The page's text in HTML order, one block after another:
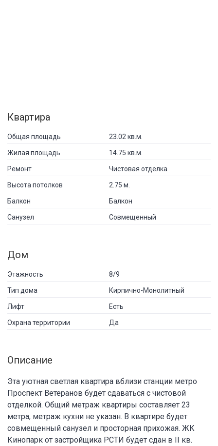
Квартира
Общая площадь 23.02 кв.м.
Жилая площадь 14.75 кв.м.
Ремонт Чистовая отделка
Высота потолков 2.75 м.
Балкон Балкон
Санузел Совмещенный
Дом
Этажность 8/9
Тип дома Кирпично-Монолитный
Лифт Есть
Охрана территории Да
Описание
Эта уютная светлая квартира вблизи станции метро
Проспект Ветеранов будет сдаваться с чистовой
отделкой. Общий метраж квартиры составляет 23
метра, метраж кухни не указан. В квартире будет
совмещенный санузел и просторная прихожая. ЖК
Кинопарк от застройщика РСТИ будет сдан в II кв.